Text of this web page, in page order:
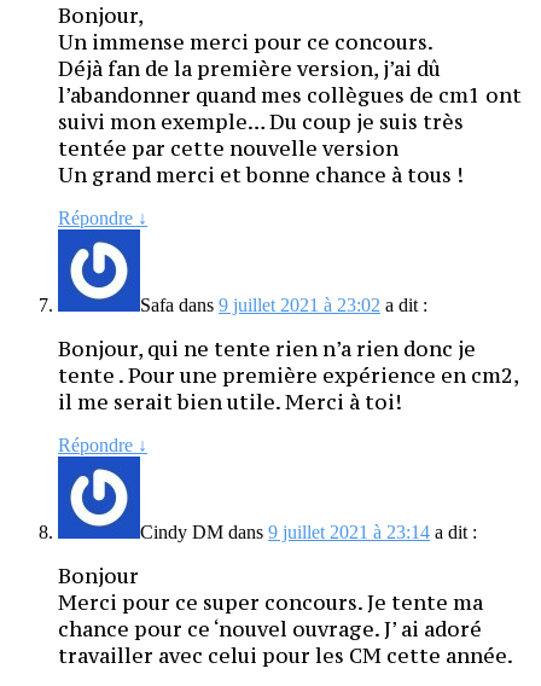
Bonjour,
Un immense merci pour ce concours.
Déjà fan de la première version, j’ai dû
l’abandonner quand mes collègues de cm1 ont
suivi mon exemple… Du coup je suis très
tentée par cette nouvelle version
Un grand merci et bonne chance à tous !
Répondre ↓
Safa dans 9 juillet 2021 à 23:02 a dit :
Bonjour, qui ne tente rien n’a rien donc je
tente . Pour une première expérience en cm2,
il me serait bien utile. Merci à toi!
Répondre ↓
Cindy DM dans 9 juillet 2021 à 23:14 a dit :
Bonjour
Merci pour ce super concours. Je tente ma
chance pour ce ‘nouvel ouvrage. J’ ai adoré
travailler avec celui pour les CM cette année.